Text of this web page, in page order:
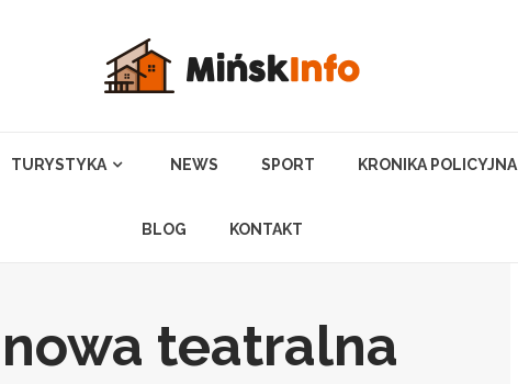
TURYSTYKA NEWS SPORT KRONIKA POLICYJNA
BLOG KONTAKT
teatralna